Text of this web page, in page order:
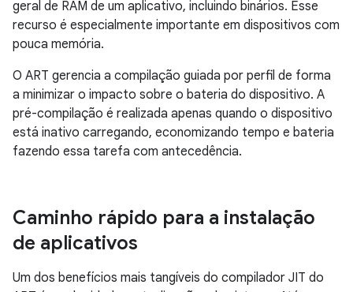
geral de RAM de um aplicativo, incluindo binários. Esse
recurso é especialmente importante em dispositivos com
pouca memória.
O ART gerencia a compilação guiada por perfil de forma
a minimizar o impacto sobre o bateria do dispositivo. A
pré-compilação é realizada apenas quando o dispositivo
está inativo carregando, economizando tempo e bateria
fazendo essa tarefa com antecedência.
Caminho rápido para a instalação
de aplicativos
Um dos benefícios mais tangíveis do compilador JIT do